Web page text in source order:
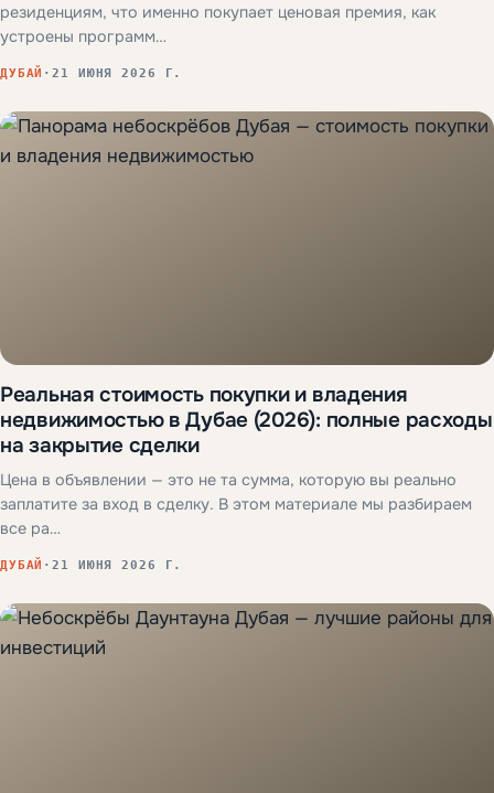
резиденциям, что именно покупает ценовая премия, как
устроены программ…
ДУБАЙ ·21 ИЮНЯ 2026 Г.
Реальная стоимость покупки и владения
недвижимостью в Дубае (2026): полные расходы
на закрытие сделки
Цена в объявлении — это не та сумма, которую вы реально
заплатите за вход в сделку. В этом материале мы разбираем
все ра…
ДУБАЙ ·21 ИЮНЯ 2026 Г.